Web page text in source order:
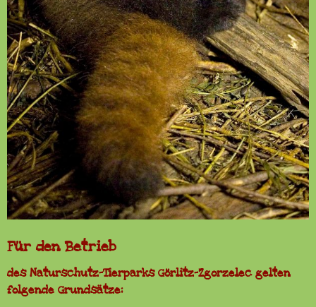
Für den Betrieb
des Naturschutz-Tierparks Görlitz-Zgorzelec gelten
folgende Grundsätze: